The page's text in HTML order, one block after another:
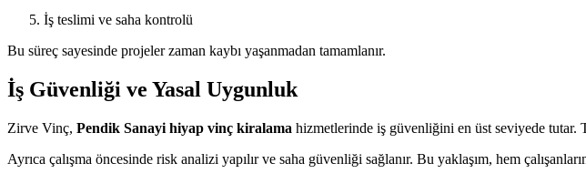
İş teslimi ve saha kontrolü
Bu süreç sayesinde projeler zaman kaybı yaşanmadan tamamlanır.
İş Güvenliği ve Yasal Uygunluk
Zirve Vinç, Pendik Sanayi hiyap vinç kiralama hizmetlerinde iş güvenliğini en üst seviyede tutar.
Ayrıca çalışma öncesinde risk analizi yapılır ve saha güvenliği sağlanır. Bu yaklaşım, hem